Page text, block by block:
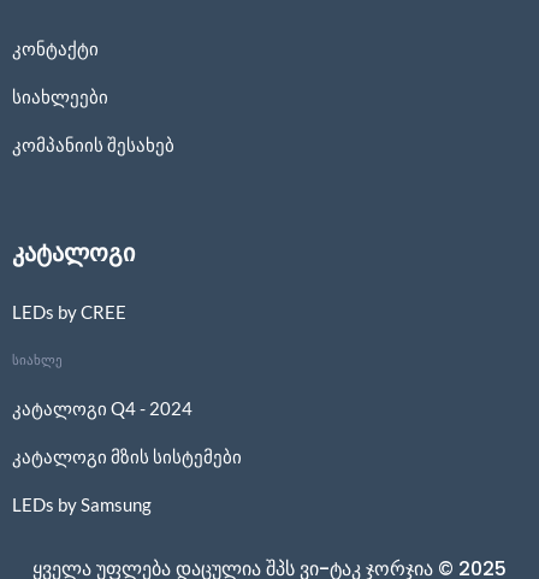
კონტაქტი
სიახლეები
კომპანიის შესახებ
კატალოგი
LEDs by CREE
სიახლე
კატალოგი Q4 - 2024
კატალოგი მზის სისტემები
LEDs by Samsung
ყველა უფლება დაცულია შპს ვი-ტაკ ჯორჯია © 2025